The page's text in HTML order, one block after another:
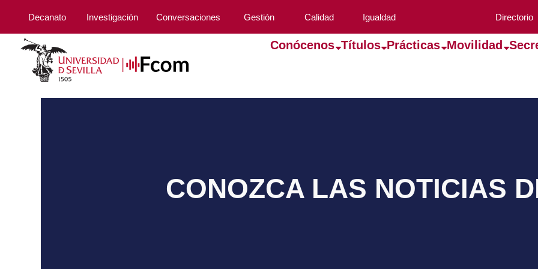
Decanato Investigación Conversaciones Gestión Calidad Igualdad Directorio
Conócenos Títulos Prácticas Movilidad
CONOZCA LAS NOTICIAS